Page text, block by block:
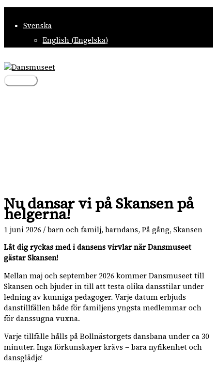
Svenska
English (Engelska)
Huvudmeny
Nu dansar vi på Skansen på
helgerna!
1 juni 2026 /barn och familj,barndans,På gång,Skansen
Låt dig ryckas med i dansens virvlar när Dansmuseet
gästar Skansen!
Mellan maj och september 2026 kommer Dansmuseet till
Skansen och bjuder in till att testa olika dansstilar under
ledning av kunniga pedagoger. Varje datum erbjuds
danstillfällen både för familjens yngsta medlemmar och
för danssugna vuxna.
Varje tillfälle hålls på Bollnästorgets dansbana under ca 30
minuter. Inga förkunskaper krävs – bara nyfikenhet och
dansglädje!